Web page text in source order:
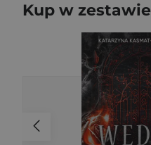
Kup w zestawie